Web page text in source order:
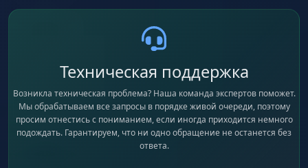
Техническая поддержка
Возникла техническая проблема? Наша команда экспертов поможет.
Мы обрабатываем все запросы в порядке живой очереди, поэтому
просим отнестись с пониманием, если иногда приходится немного
подождать. Гарантируем, что ни одно обращение не останется без
ответа.